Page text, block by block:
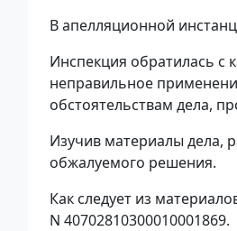
В апелляционной
Инспекция обратилась с
неправильное
обстоятельствам дела,
Изучив материалы дела,
обжалуемого решения.
Как следует из
N 40702810300010001869.